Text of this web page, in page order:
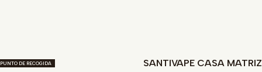
PUNTO DE RECOGIDA SANTIVAPE CASA MATRIZ